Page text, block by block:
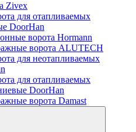
Zivex
для отапливаемых
DoorHan
ворота Hormann
ворота ALUTECH
для неотапливаемых
для отапливаемых
DoorHan
ворота Damast